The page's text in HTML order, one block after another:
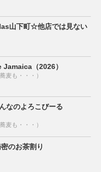
山下町☆他店では見ない
（2026）
麦も・・・）
なのよろこびーる
麦も・・・）
のお茶割り